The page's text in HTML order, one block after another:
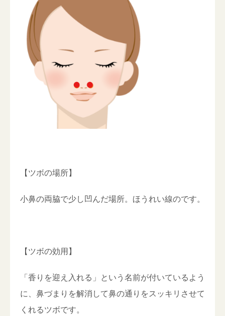
【ツボの場所】
小鼻の両脇で少し凹んだ場所。ほうれい線のです。
【ツボの効用】
「香りを迎え入れる」という名前が付いているよう
に、鼻づまりを解消して鼻の通りをスッキリさせて
くれるツボです。